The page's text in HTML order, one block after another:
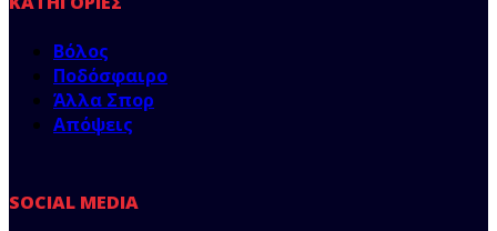
Βόλος
Ποδόσφαιρο
Άλλα Σπορ
Απόψεις
SOCIAL MEDIA